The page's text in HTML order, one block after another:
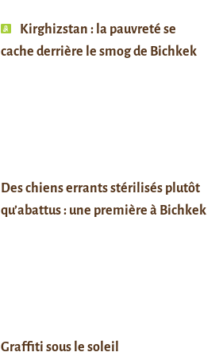
Kirghizstan : la pauvreté se
cache derrière le smog de Bichkek
Des chiens errants stérilisés plutôt
qu’abattus : une première à Bichkek
Graffiti sous le soleil